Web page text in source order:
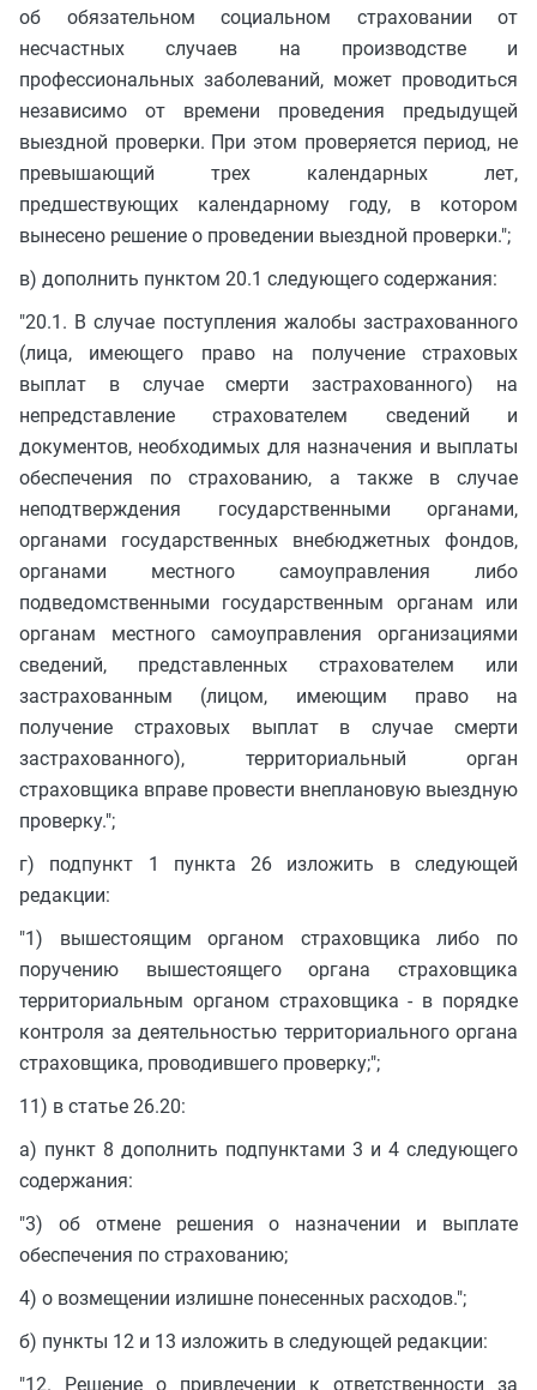
об обязательном социальном страховании от
несчастных случаев на производстве и
профессиональных заболеваний, может проводиться
независимо от времени проведения предыдущей
выездной проверки. При этом проверяется период, не
превышающий трех календарных лет,
предшествующих календарному году, в котором
вынесено решение о проведении выездной проверки.";
в) дополнить пунктом 20.1 следующего содержания:
"20.1. В случае поступления жалобы застрахованного
(лица, имеющего право на получение страховых
выплат в случае смерти застрахованного) на
непредставление страхователем сведений и
документов, необходимых для назначения и выплаты
обеспечения по страхованию, а также в случае
неподтверждения государственными органами,
органами государственных внебюджетных фондов,
органами местного самоуправления либо
подведомственными государственным органам или
органам местного самоуправления организациями
сведений, представленных страхователем или
застрахованным (лицом, имеющим право на
получение страховых выплат в случае смерти
застрахованного), территориальный орган
страховщика вправе провести внеплановую выездную
проверку.";
г) подпункт 1 пункта 26 изложить в следующей
редакции:
"1) вышестоящим органом страховщика либо по
поручению вышестоящего органа страховщика
территориальным органом страховщика - в порядке
контроля за деятельностью территориального органа
страховщика, проводившего проверку;";
11) в статье 26.20:
а) пункт 8 дополнить подпунктами 3 и 4 следующего
содержания:
"3) об отмене решения о назначении и выплате
обеспечения по страхованию;
4) о возмещении излишне понесенных расходов.";
б) пункты 12 и 13 изложить в следующей редакции:
"12. Решение о привлечении к ответственности за